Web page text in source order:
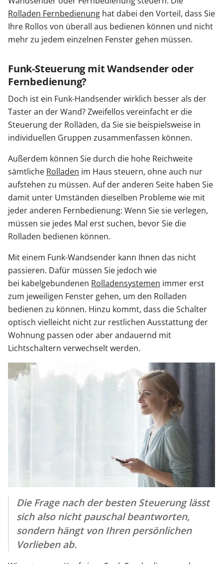
Rolladen Fernbedienung hat dabei den Vorteil, dass Sie
Ihre Rollos von überall aus bedienen können und nicht
mehr zu jedem einzelnen Fenster gehen müssen.
Funk-Steuerung mit Wandsender oder
Fernbedienung?
Doch ist ein Funk-Handsender wirklich besser als der
Taster an der Wand? Zweifellos vereinfacht er die
Steuerung der Rolläden, da Sie sie beispielsweise in
individuellen Gruppen zusammenfassen können.
Außerdem können Sie durch die hohe Reichweite
sämtliche Rolladen im Haus steuern, ohne auch nur
aufstehen zu müssen. Auf der anderen Seite haben Sie
damit unter Umständen dieselben Probleme wie mit
jeder anderen Fernbedienung: Wenn Sie sie verlegen,
müssen sie jedes Mal erst suchen, bevor Sie die
Rolladen bedienen können.
Mit einem Funk-Wandsender kann Ihnen das nicht
passieren. Dafür müssen Sie jedoch wie
bei kabelgebundenen Rolladensystemen immer erst
zum jeweiligen Fenster gehen, um den Rolladen
bedienen zu können. Hinzu kommt, dass die Schalter
optisch vielleicht nicht zur restlichen Ausstattung der
Wohnung passen oder aber andauernd mit
Lichtschaltern verwechselt werden.
Die Frage nach der besten Steuerung lässt
sich also nicht pauschal beantworten,
sondern hängt von Ihren persönlichen
Vorlieben ab.